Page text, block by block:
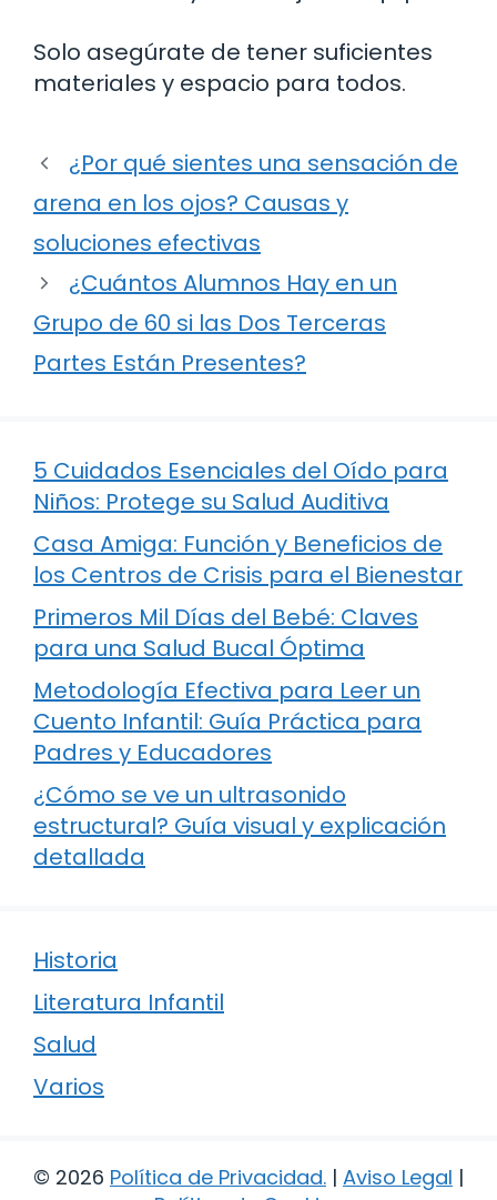
Solo asegúrate de tener suficientes
materiales y espacio para todos.
¿Por qué sientes una sensación de
arena en los ojos? Causas y
soluciones efectivas
¿Cuántos Alumnos Hay en un
Grupo de 60 si las Dos Terceras
Partes Están Presentes?
5 Cuidados Esenciales del Oído para
Niños: Protege su Salud Auditiva
Casa Amiga: Función y Beneficios de
los Centros de Crisis para el Bienestar
Primeros Mil Días del Bebé: Claves
para una Salud Bucal Óptima
Metodología Efectiva para Leer un
Cuento Infantil: Guía Práctica para
Padres y Educadores
¿Cómo se ve un ultrasonido
estructural? Guía visual y explicación
detallada
Historia
Literatura Infantil
Salud
Varios
© 2026 Política de Privacidad. | Aviso Legal |